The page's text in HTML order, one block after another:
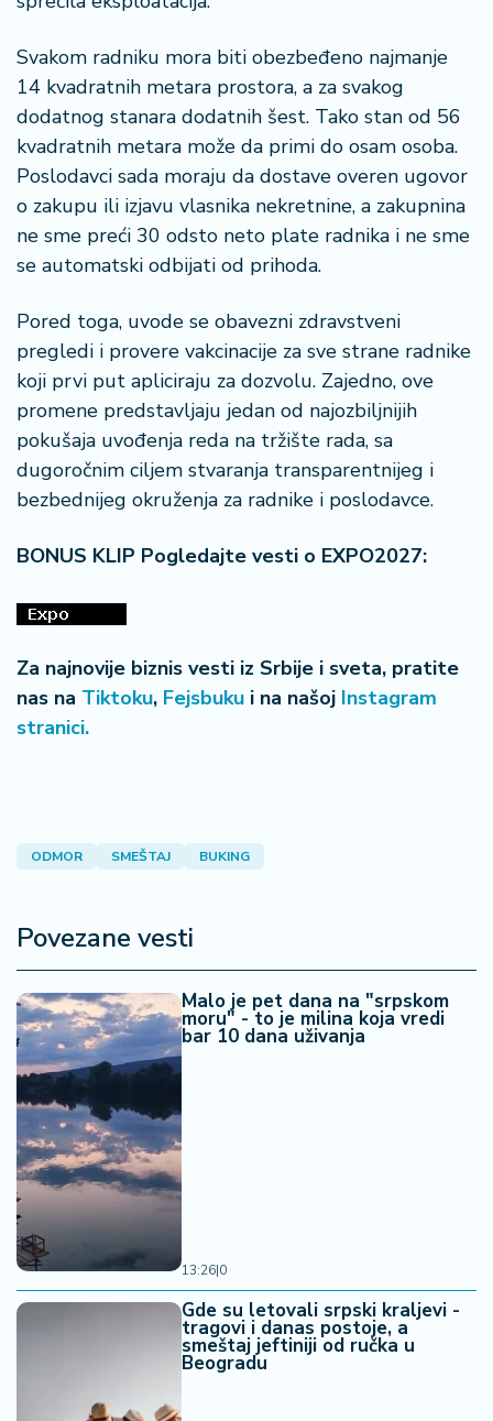
Svakom radniku mora biti obezbeđeno najmanje
14 kvadratnih metara prostora, a za svakog
dodatnog stanara dodatnih šest. Tako stan od 56
kvadratnih metara može da primi do osam osoba.
Poslodavci sada moraju da dostave overen ugovor
o zakupu ili izjavu vlasnika nekretnine, a zakupnina
ne sme preći 30 odsto neto plate radnika i ne sme
se automatski odbijati od prihoda.
Pored toga, uvode se obavezni zdravstveni
pregledi i provere vakcinacije za sve strane radnike
koji prvi put apliciraju za dozvolu. Zajedno, ove
promene predstavljaju jedan od najozbiljnijih
pokušaja uvođenja reda na tržište rada, sa
dugoročnim ciljem stvaranja transparentnijeg i
bezbednijeg okruženja za radnike i poslodavce.
BONUS KLIP Pogledajte vesti o EXPO2027:
Za najnovije biznis vesti iz Srbije i sveta, pratite
nas na Tiktoku, Fejsbuku i na našoj Instagram
stranici.
ODMOR SMEŠTAJ BUKING
Povezane vesti
Malo je pet dana na "srpskom
moru" - to je milina koja vredi
bar 10 dana uživanja
13:26|0
Gde su letovali srpski kraljevi -
tragovi i danas postoje, a
smeštaj jeftiniji od ručka u
Beogradu